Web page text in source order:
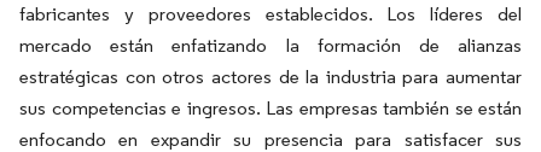
fabricantes y proveedores establecidos. Los líderes del
mercado están enfatizando la formación de alianzas
estratégicas con otros actores de la industria para aumentar
sus competencias e ingresos. Las empresas también se están
enfocando en expandir su presencia para satisfacer sus